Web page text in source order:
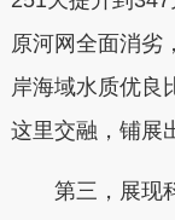
原河网全面消劣
岸海域水质优良
这里交融，铺展
第三，展现科